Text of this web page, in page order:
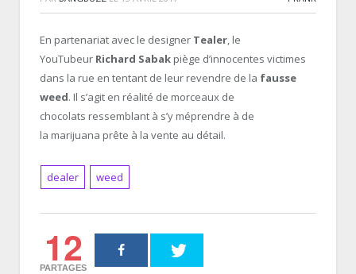
En partenariat avec le designer Tealer, le
YouTubeur Richard Sabak piège d’innocentes victimes
dans la rue en tentant de leur revendre de la fausse
weed. Il s’agit en réalité de morceaux de
chocolats ressemblant à s’y méprendre à de
la marijuana prête à la vente au détail.
dealer weed
12
PARTAGES